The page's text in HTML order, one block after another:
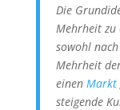
Die
Mehrheit
sowohl
Mehrheit
einen Markt
steigende